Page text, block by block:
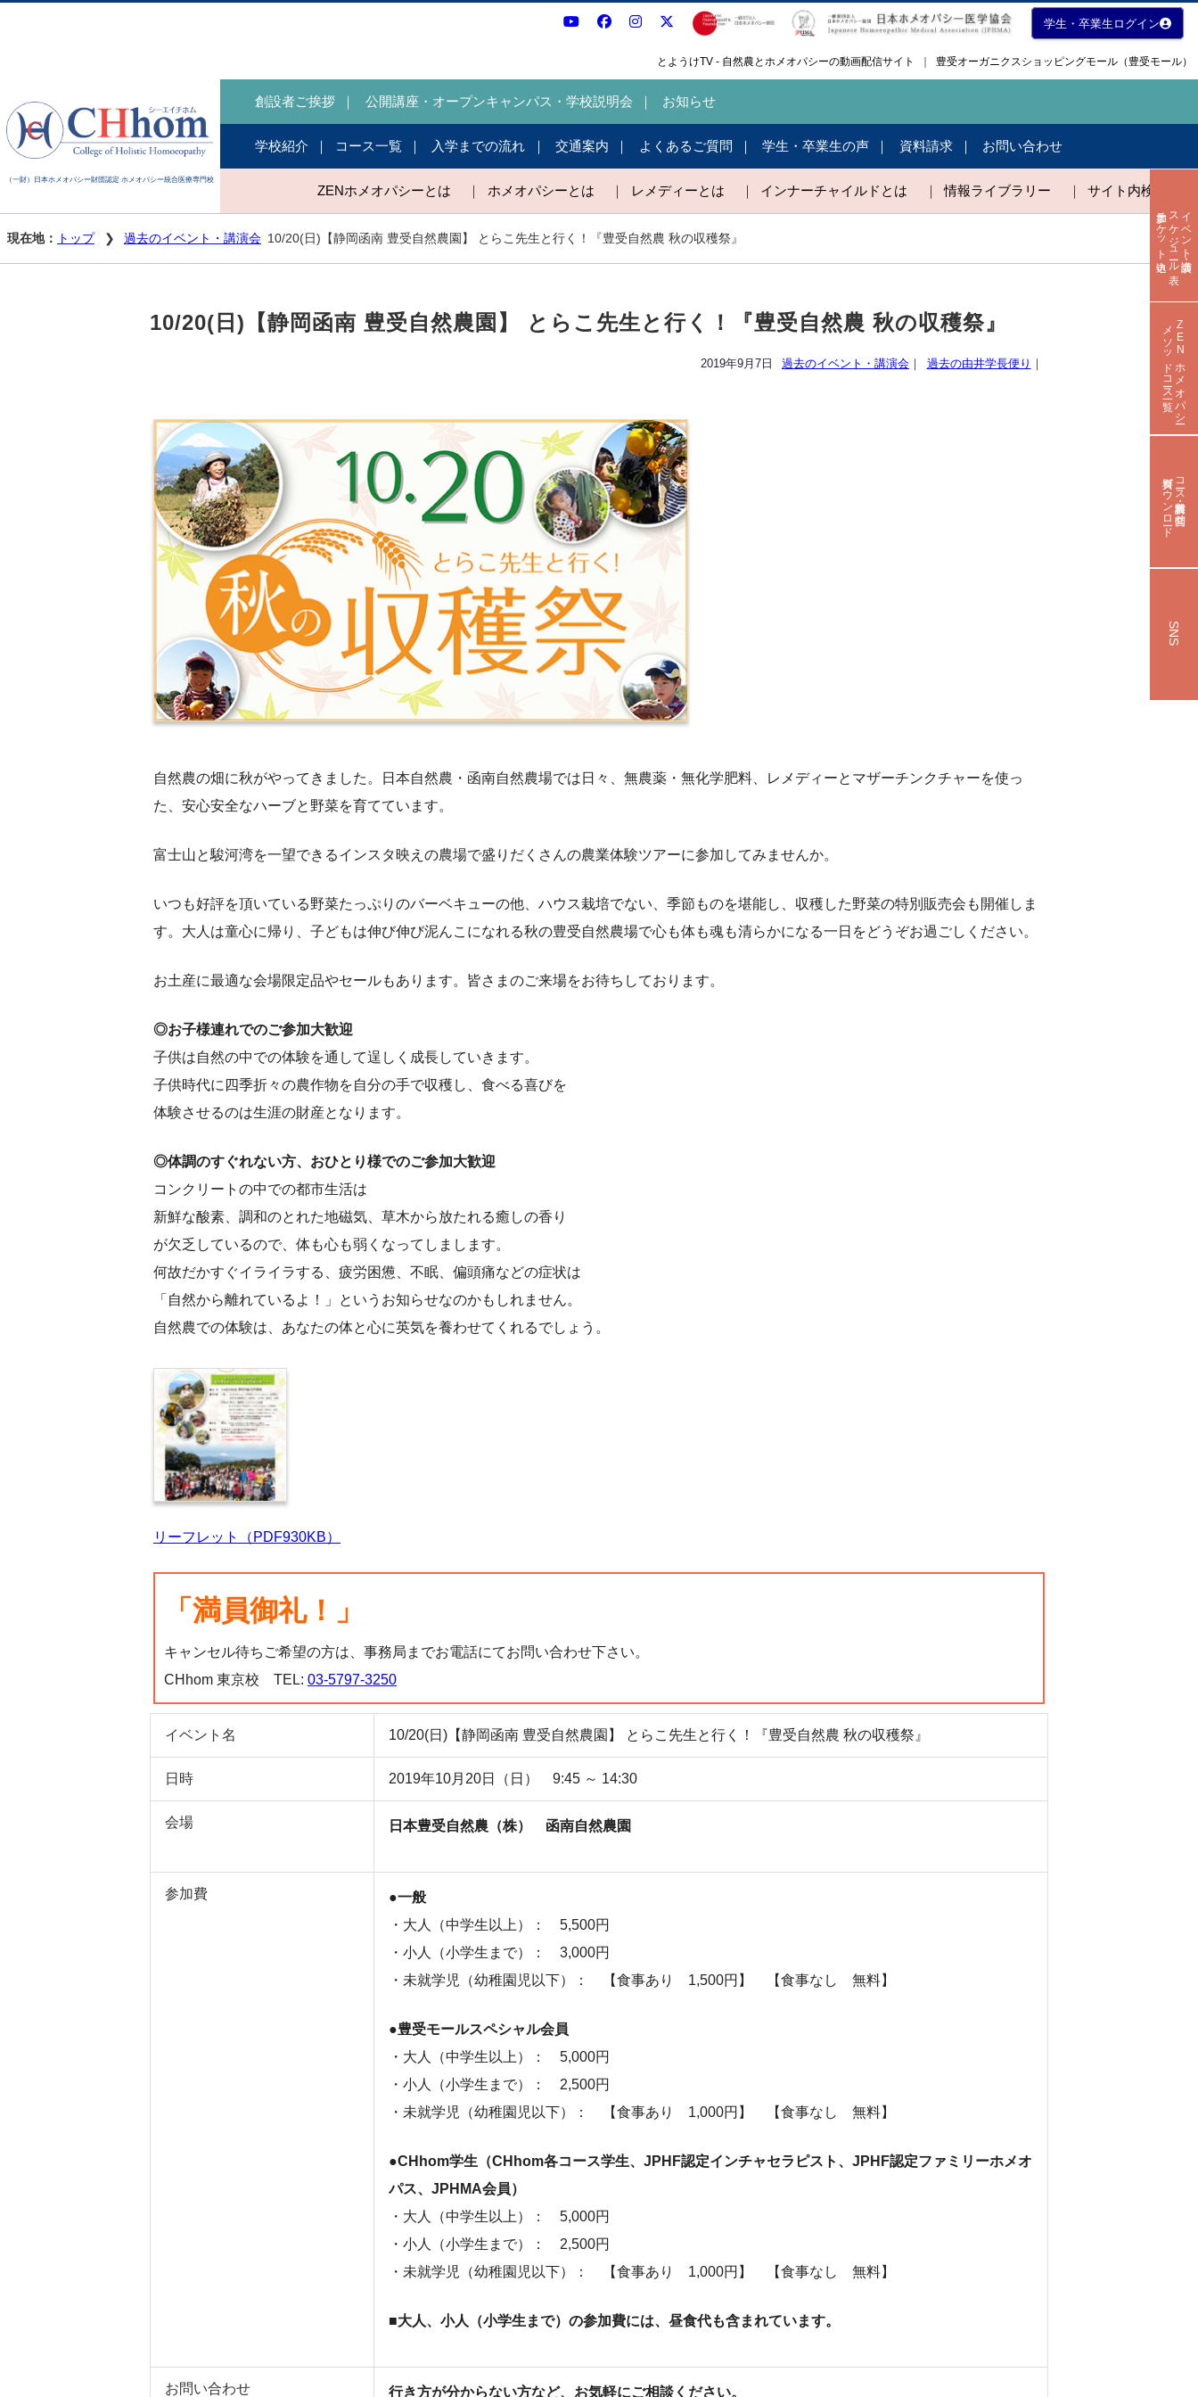
学生・卒業生ログイン
とようけTV - 自然農とホメオパシーの動画配信サイト 豊受オーガニクスショッピングモール（豊受モール）
（一財）日本ホメオパシー財団認定 ホメオパシー統合医療専門校
創設者ご挨拶 公開講座・オープンキャンパス・学校説明会 お知らせ
学校紹介 コース一覧 入学までの流れ 交通案内 よくあるご質問 学生・卒業生の声 資料請求 お問い合わせ
ZENホメオパシーとは ホメオパシーとは レメディーとは インナーチャイルドとは 情報ライブラリー サイト内検索
イベント・講演会
スケジュール表
参加チケット申込
ZENホメオパシー
メソッドコース一覧
コース資料請求・お問合せ
資料ダウンロード
SNS
現在地： トップ 過去のイベント・講演会 10/20(日)【静岡函南 豊受自然農園】 とらこ先生と行く！『豊受自然農 秋の収穫祭』
10/20(日)【静岡函南 豊受自然農園】 とらこ先生と行く！『豊受自然農 秋の収穫祭』
2019年9月7日 過去のイベント・講演会 ｜ 過去の由井学長便り ｜
自然農の畑に秋がやってきました。日本自然農・函南自然農場では日々、無農薬・無化学肥料、レメディーとマザーチンクチャーを使っ
た、安心安全なハーブと野菜を育てています。
富士山と駿河湾を一望できるインスタ映えの農場で盛りだくさんの農業体験ツアーに参加してみませんか。
いつも好評を頂いている野菜たっぷりのバーベキューの他、ハウス栽培でない、季節ものを堪能し、収穫した野菜の特別販売会も開催しま
す。大人は童心に帰り、子どもは伸び伸び泥んこになれる秋の豊受自然農場で心も体も魂も清らかになる一日をどうぞお過ごしください。
お土産に最適な会場限定品やセールもあります。皆さまのご来場をお待ちしております。
◎お子様連れでのご参加大歓迎
子供は自然の中での体験を通して逞しく成長していきます。
子供時代に四季折々の農作物を自分の手で収穫し、食べる喜びを
体験させるのは生涯の財産となります。
◎体調のすぐれない方、おひとり様でのご参加大歓迎
コンクリートの中での都市生活は
新鮮な酸素、調和のとれた地磁気、草木から放たれる癒しの香り
が欠乏しているので、体も心も弱くなってしまします。
何故だかすぐイライラする、疲労困憊、不眠、偏頭痛などの症状は
「自然から離れているよ！」というお知らせなのかもしれません。
自然農での体験は、あなたの体と心に英気を養わせてくれるでしょう。
リーフレット（PDF930KB）
「満員御礼！」
キャンセル待ちご希望の方は、事務局までお電話にてお問い合わせ下さい。
CHhom 東京校 TEL: 03-5797-3250
イベント名 10/20(日)【静岡函南 豊受自然農園】 とらこ先生と行く！『豊受自然農 秋の収穫祭』
日時 2019年10月20日（日） 9:45 ～ 14:30
会場 日本豊受自然農（株） 函南自然農園
参加費
●一般
・大人（中学生以上）： 5,500円
・小人（小学生まで）： 3,000円
・未就学児（幼稚園児以下）： 【食事あり 1,500円】 【食事なし 無料】
●豊受モールスペシャル会員
・大人（中学生以上）： 5,000円
・小人（小学生まで）： 2,500円
・未就学児（幼稚園児以下）： 【食事あり 1,000円】 【食事なし 無料】
●CHhom学生（CHhom各コース学生、JPHF認定インチャセラピスト、JPHF認定ファミリーホメオ
パス、JPHMA会員）
・大人（中学生以上）： 5,000円
・小人（小学生まで）： 2,500円
・未就学児（幼稚園児以下）： 【食事あり 1,000円】 【食事なし 無料】
■大人、小人（小学生まで）の参加費には、昼食代も含まれています。
お問い合わせ 行き方が分からない方など、お気軽にご相談ください。